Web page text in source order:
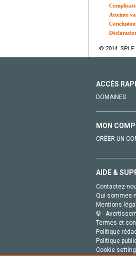
Atteinte
Conclusion
© 2014
ACCÈS
DOMAINES
MON
CRÉER UN
AIDE &
Contactez-
Qui sommes-
Mentions
© -
Termes et
Politique
Politique
Cookie